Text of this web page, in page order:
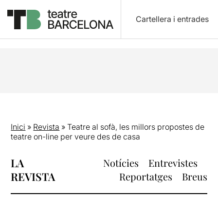
Cartellera i entrades
Inici » Revista »Teatre al sofà, les millors propostes de
teatre on-line per veure des de casa
LA
REVISTA
Notícies
Entrevistes
Reportatges
Breus